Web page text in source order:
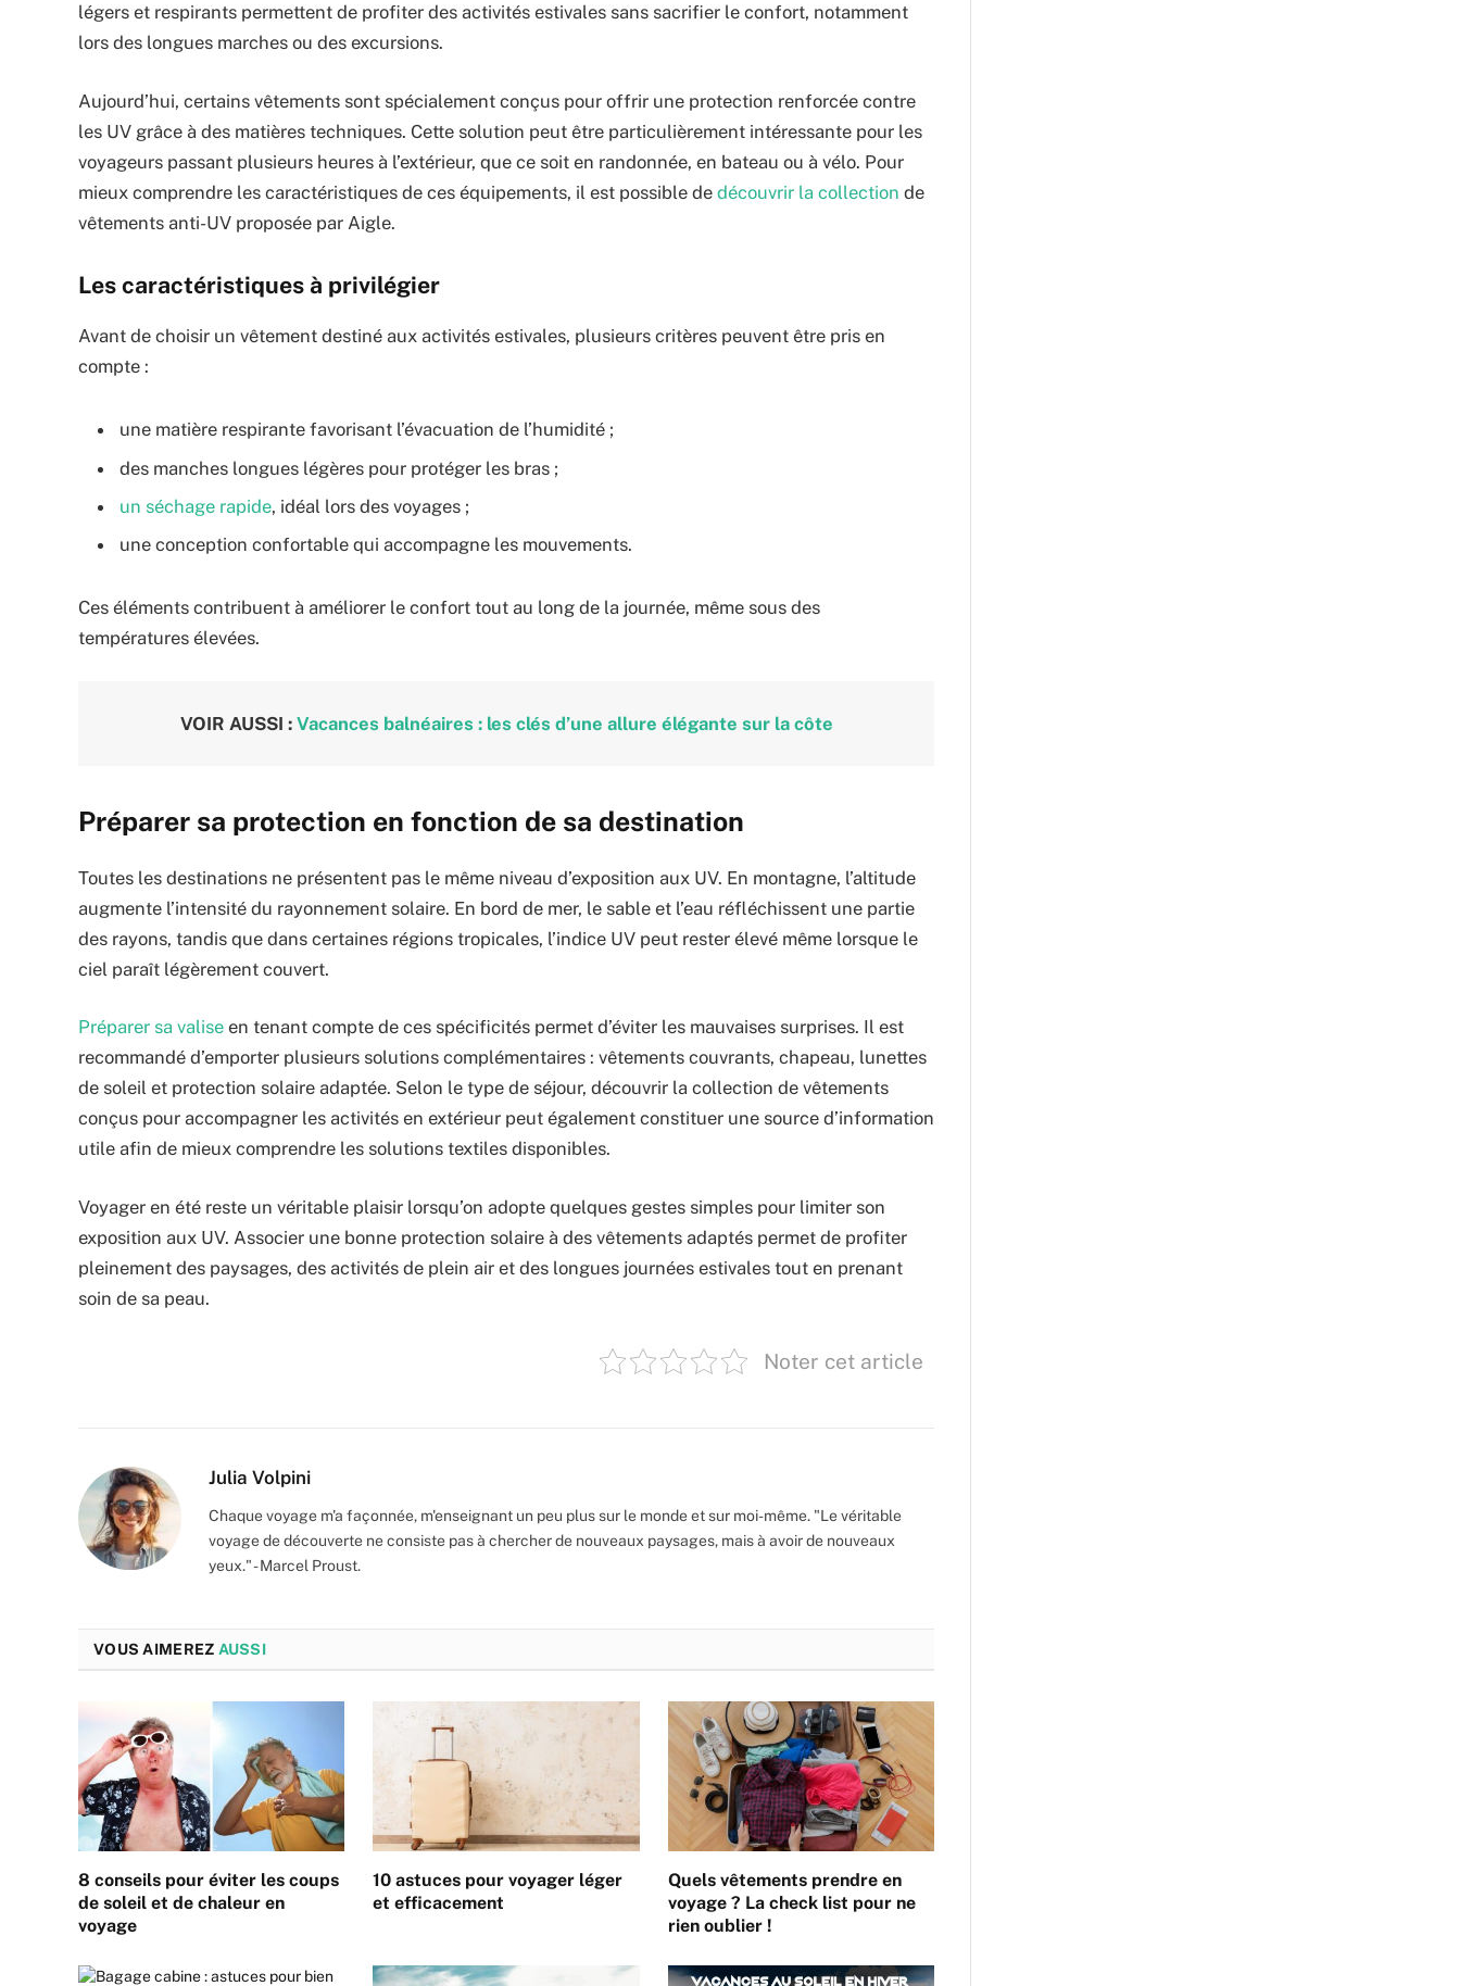
légers et respirants permettent de profiter des activités estivales sans sacrifier le confort, notamment
lors des longues marches ou des excursions.
Aujourd’hui, certains vêtements sont spécialement conçus pour offrir une protection renforcée contre
les UV grâce à des matières techniques. Cette solution peut être particulièrement intéressante pour les
voyageurs passant plusieurs heures à l’extérieur, que ce soit en randonnée, en bateau ou à vélo. Pour
mieux comprendre les caractéristiques de ces équipements, il est possible de découvrir la collection de
vêtements anti-UV proposée par Aigle.
Les caractéristiques à privilégier
Avant de choisir un vêtement destiné aux activités estivales, plusieurs critères peuvent être pris en
compte :
une matière respirante favorisant l’évacuation de l’humidité ;
des manches longues légères pour protéger les bras ;
un séchage rapide, idéal lors des voyages ;
une conception confortable qui accompagne les mouvements.
Ces éléments contribuent à améliorer le confort tout au long de la journée, même sous des
températures élevées.
VOIR AUSSI : Vacances balnéaires : les clés d’une allure élégante sur la côte
Préparer sa protection en fonction de sa destination
Toutes les destinations ne présentent pas le même niveau d’exposition aux UV. En montagne, l’altitude
augmente l’intensité du rayonnement solaire. En bord de mer, le sable et l’eau réfléchissent une partie
des rayons, tandis que dans certaines régions tropicales, l’indice UV peut rester élevé même lorsque le
ciel paraît légèrement couvert.
Préparer sa valise en tenant compte de ces spécificités permet d’éviter les mauvaises surprises. Il est
recommandé d’emporter plusieurs solutions complémentaires : vêtements couvrants, chapeau, lunettes
de soleil et protection solaire adaptée. Selon le type de séjour, découvrir la collection de vêtements
conçus pour accompagner les activités en extérieur peut également constituer une source d’information
utile afin de mieux comprendre les solutions textiles disponibles.
Voyager en été reste un véritable plaisir lorsqu’on adopte quelques gestes simples pour limiter son
exposition aux UV. Associer une bonne protection solaire à des vêtements adaptés permet de profiter
pleinement des paysages, des activités de plein air et des longues journées estivales tout en prenant
soin de sa peau.
Noter cet article
Julia Volpini
Chaque voyage m'a façonnée, m'enseignant un peu plus sur le monde et sur moi-même. "Le véritable
voyage de découverte ne consiste pas à chercher de nouveaux paysages, mais à avoir de nouveaux
yeux." - Marcel Proust.
VOUS AIMEREZ AUSSI
8 conseils pour éviter les coups
de soleil et de chaleur en
voyage
10 astuces pour voyager léger
et efficacement
Quels vêtements prendre en
voyage ? La check list pour ne
rien oublier !